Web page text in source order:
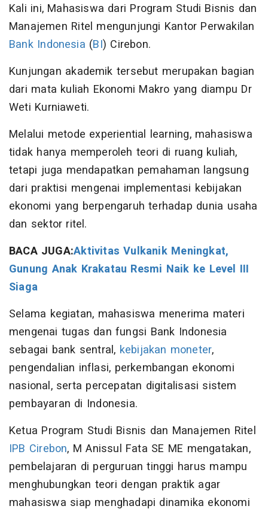
Kali ini, Mahasiswa dari Program Studi Bisnis dan
Manajemen Ritel mengunjungi Kantor Perwakilan
Bank Indonesia (BI) Cirebon.
Kunjungan akademik tersebut merupakan bagian
dari mata kuliah Ekonomi Makro yang diampu Dr
Weti Kurniaweti.
Melalui metode experiential learning, mahasiswa
tidak hanya memperoleh teori di ruang kuliah,
tetapi juga mendapatkan pemahaman langsung
dari praktisi mengenai implementasi kebijakan
ekonomi yang berpengaruh terhadap dunia usaha
dan sektor ritel.
BACA JUGA:Aktivitas Vulkanik Meningkat,
Gunung Anak Krakatau Resmi Naik ke Level III
Siaga
Selama kegiatan, mahasiswa menerima materi
mengenai tugas dan fungsi Bank Indonesia
sebagai bank sentral, kebijakan moneter,
pengendalian inflasi, perkembangan ekonomi
nasional, serta percepatan digitalisasi sistem
pembayaran di Indonesia.
Ketua Program Studi Bisnis dan Manajemen Ritel
IPB Cirebon, M Anissul Fata SE ME mengatakan,
pembelajaran di perguruan tinggi harus mampu
menghubungkan teori dengan praktik agar
mahasiswa siap menghadapi dinamika ekonomi